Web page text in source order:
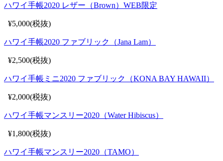
ハワイ手帳2020 レザー（Brown）WEB限定
¥5,000(税抜)
ハワイ手帳2020 ファブリック（Jana Lam）
¥2,500(税抜)
ハワイ手帳ミニ2020 ファブリック（KONA BAY HAWAII）
¥2,000(税抜)
ハワイ手帳マンスリー2020（Water Hibiscus）
¥1,800(税抜)
ハワイ手帳マンスリー2020（TAMO）